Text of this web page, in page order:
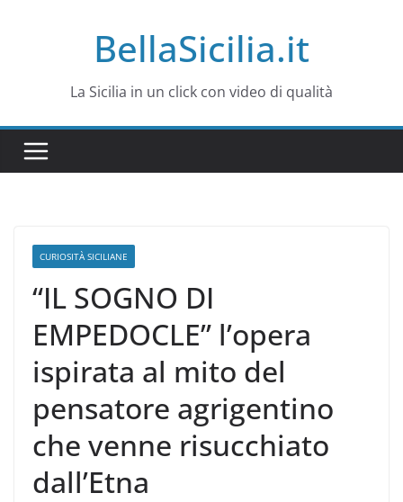
BellaSicilia.it
La Sicilia in un click con video di qualità
CURIOSITÀ SICILIANE
“IL SOGNO DI
EMPEDOCLE” l’opera
ispirata al mito del
pensatore agrigentino
che venne risucchiato
dall’Etna